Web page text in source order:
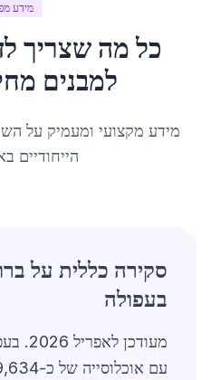
מידע
כל מה שצריך
למבנים
מידע מקצועי ומעמיק על
הייחודיים
סקירה כללית על
בעפולה
עם אוכלוסייה של כ-49,634 תושבים, שוק